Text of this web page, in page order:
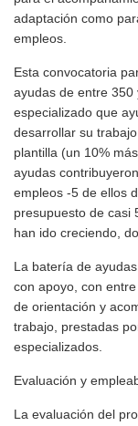
adaptación como
empleos.
Esta convocatoria
ayudas de entre
especializado que
desarrollar su
plantilla (un 10%
ayudas
empleos -5 de ellos
presupuesto de casi
han ido creciendo,
La batería de
con apoyo, con
de orientación y
trabajo, prestadas
especializados.
Evaluación y
La evaluación del